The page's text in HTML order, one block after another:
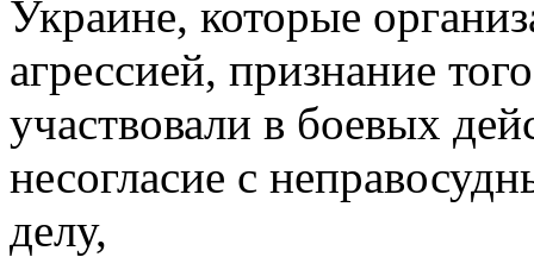
Украине, которые
агрессией, признание
участвовали в боевых
несогласие с
делу,